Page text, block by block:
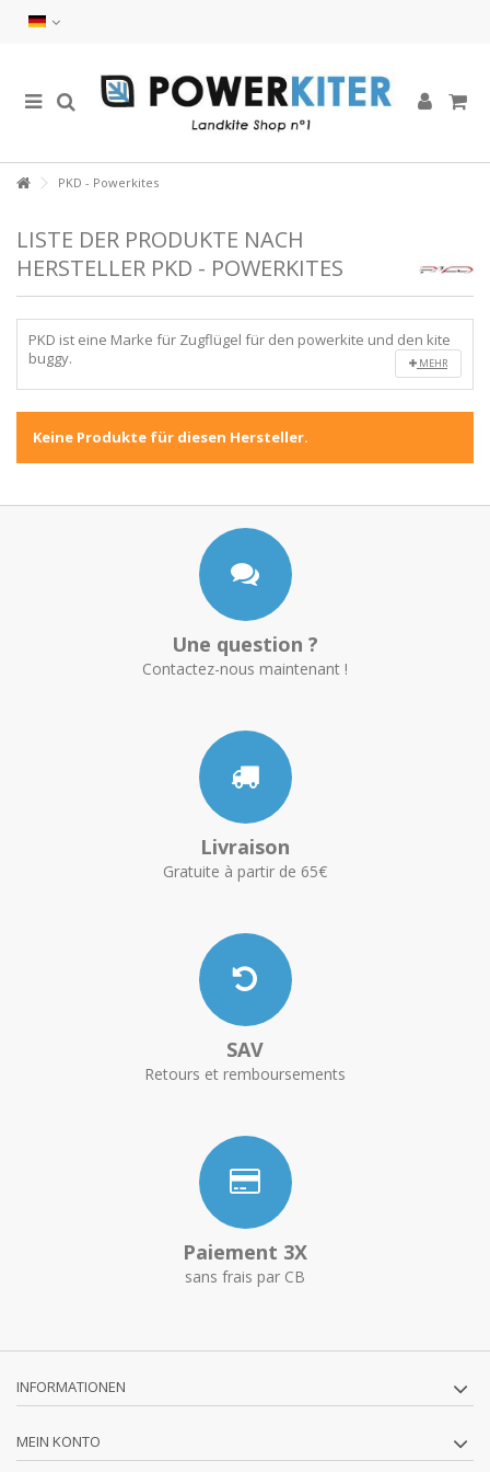
PKD - Powerkites
LISTE DER PRODUKTE NACH
HERSTELLER PKD - POWERKITES
PKD ist eine Marke für Zugflügel für den powerkite und den kite
buggy.
MEHR
Keine Produkte für diesen Hersteller.
Une question ?
Contactez-nous maintenant !
Livraison
Gratuite à partir de 65€
SAV
Retours et remboursements
Paiement 3X
sans frais par CB
INFORMATIONEN
MEIN KONTO